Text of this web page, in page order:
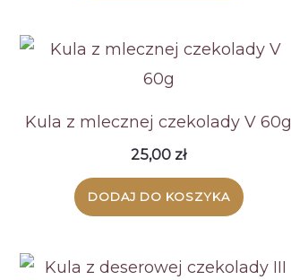
Kula z mlecznej czekolady V 60g
25,00 zł
DODAJ DO KOSZYKA